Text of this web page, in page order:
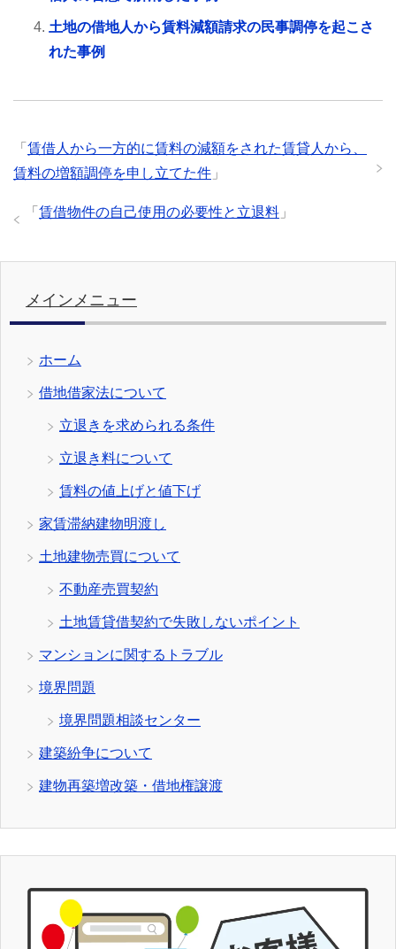
土地の借地人から賃料減額請求の民事調停を起こさ
れた事例
「 賃借人から一方的に賃料の減額をされた賃貸人から、
賃料の増額調停を申し立てた件 」
「 賃借物件の自己使用の必要性と立退料 」
メインメニュー
ホーム
借地借家法について
立退きを求められる条件
立退き料について
賃料の値上げと値下げ
家賃滞納建物明渡し
土地建物売買について
不動産売買契約
土地賃貸借契約で失敗しないポイント
マンションに関するトラブル
境界問題
境界問題相談センター
建築紛争について
建物再築増改築・借地権譲渡